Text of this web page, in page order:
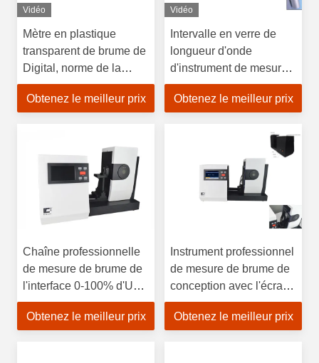
Vidéo
Mètre en plastique
transparent de brume de
Digital, norme de la
mesure ASTM D1044 de
brume de transmission
Obtenez le meilleur prix
Vidéo
Intervalle en verre de
longueur d'onde
d'instrument de mesure
de brume 10 valeur de la
mémoire 20000 de
Obtenez le meilleur prix
Chaîne professionnelle
de mesure de brume de
l'interface 0-100% d'USB
de résolution de brume
de l'instrument 0,01 de
Obtenez le meilleur prix
Instrument professionnel
de mesure de brume de
conception avec l'écran
de TFT LCD de 5
pouces
Obtenez le meilleur prix